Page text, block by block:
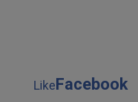
LikeFacebook